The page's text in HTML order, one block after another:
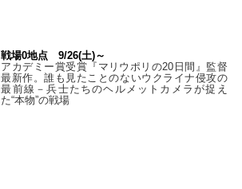
戦場0地点 9/26(土)～
アカデミー賞受賞『マリウポリの20日間』監督
最新作。誰も見たことのないウクライナ侵攻の
最前線－兵士たちのヘルメットカメラが捉え
た“本物”の戦場